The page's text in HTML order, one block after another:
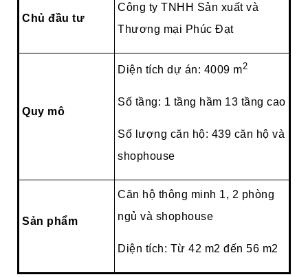
Chủ đầu tư
Công ty TNHH Sản xuất và
Thương mại Phúc Đạt
Quy mô
Diện tích dự án: 4009 m2
Số tầng: 1 tầng hầm 13 tầng cao
Số lượng căn hộ: 439 căn hộ và
shophouse
Sản phẩm
Căn hộ thông minh 1, 2 phòng
ngủ và shophouse
Diện tích: Từ 42 m2 đến 56 m2